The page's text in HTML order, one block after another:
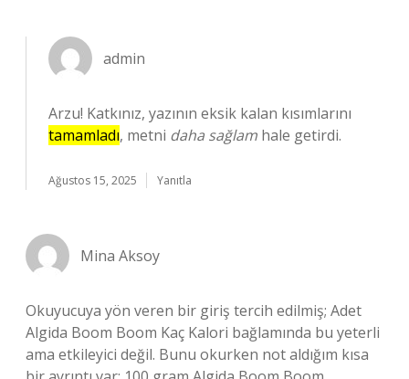
admin
Arzu! Katkınız, yazının eksik kalan kısımlarını
tamamladı, metni daha sağlam hale getirdi.
Ağustos 15, 2025 Yanıtla
Mina Aksoy
Okuyucuya yön veren bir giriş tercih edilmiş; Adet
Algida Boom Boom Kaç Kalori bağlamında bu yeterli
ama etkileyici değil. Bunu okurken not aldığım kısa